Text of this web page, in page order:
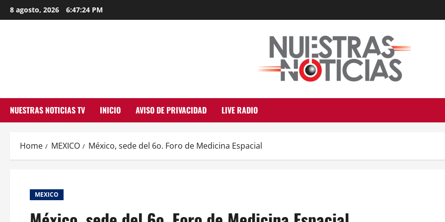
Skip
to
8 agosto, 2026 6:47:25 PM
NUESTRAS NOTICIAS TV INICIO AVISO DE PRIVACIDAD LIVE RADIO
Home MEXICO México, sede del 6o. Foro de Medicina Espacial
MEXICO